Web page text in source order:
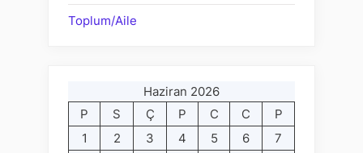
Toplum/Aile
Haziran 2026
P
S Ç P C C
P
1
2 3 4 5 6
7